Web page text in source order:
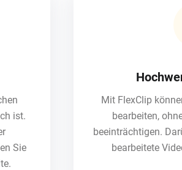
ist.
Sie
Mit FlexClip
bearbeiten,
beeinträchtigen.
bearbeitete